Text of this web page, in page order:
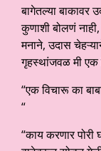
बागेतल्या बाकावर
कुणाशी बोलणं
मनाने, उदास
गृहस्थांजवळ मी
“एक विचारू का
“
“काय करणार पोरी